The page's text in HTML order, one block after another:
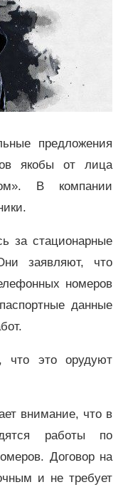
предложения
якобы от лица
В компании
за стационарные
заявляют, что
номеров
данные
что это орудуют
внимание, что в
работы по
Договор на
и не требует